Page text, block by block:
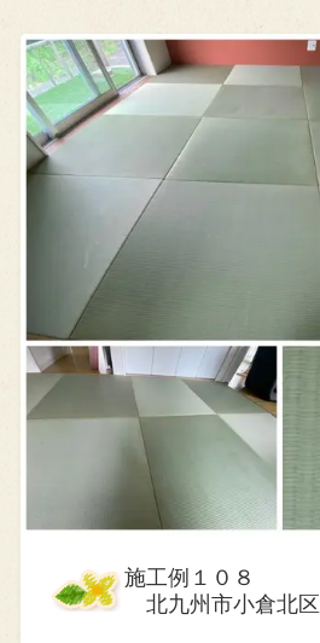
施工例１０８
北九州市小倉北区